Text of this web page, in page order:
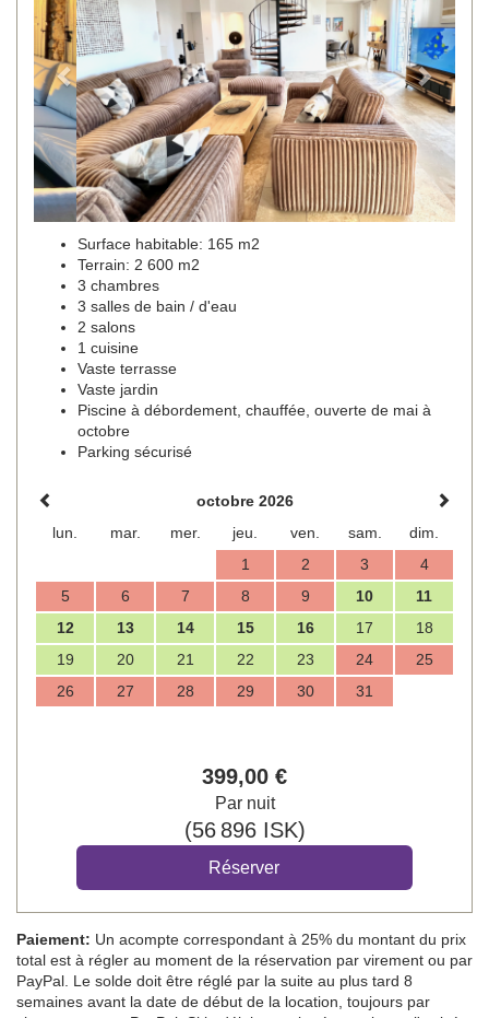
Surface habitable: 165 m2
Terrain: 2 600 m2
3 chambres
3 salles de bain / d'eau
2 salons
1 cuisine
Vaste terrasse
Vaste jardin
Piscine à débordement, chauffée, ouverte de mai à
octobre
Parking sécurisé
octobre 2026
lun.
mar. mer. jeu. ven. sam.
dim.
1
2 3
4
5
6 7 8 9 10
11
12
13 14 15 16 17
18
19
20 21 22 23 24
25
26
27 28 29 30 31
399,00 €
Par nuit
(56 896ISK)
Paiement: Un acompte correspondant à 25% du montant du prix
total est à régler au moment de la réservation par virement ou par
PayPal. Le solde doit être réglé par la suite au plus tard 8
semaines avant la date de début de la location, toujours par